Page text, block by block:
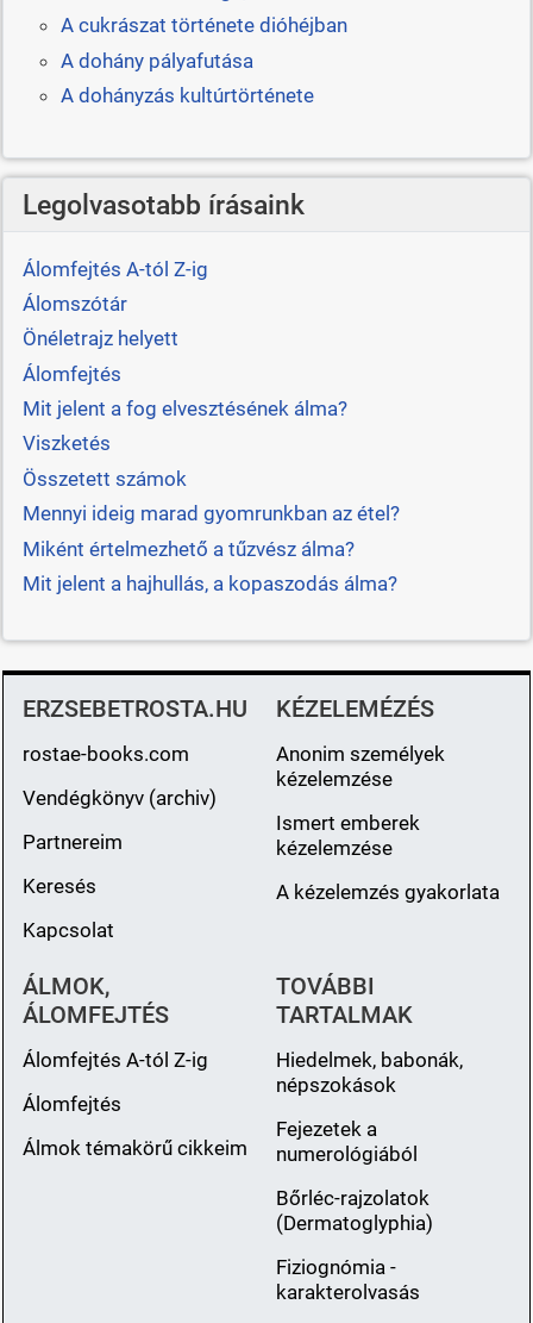
A cukrászat története dióhéjban
A dohány pályafutása
A dohányzás kultúrtörténete
Legolvasotabb írásaink
Álomfejtés A-tól Z-ig
Álomszótár
Önéletrajz helyett
Álomfejtés
Mit jelent a fog elvesztésének álma?
Viszketés
Összetett számok
Mennyi ideig marad gyomrunkban az étel?
Miként értelmezhető a tűzvész álma?
Mit jelent a hajhullás, a kopaszodás álma?
ERZSEBETROSTA.HU
rostae-books.com
Vendégkönyv (archiv)
Partnereim
Keresés
Kapcsolat
KÉZELEMÉZÉS
Anonim személyek
kézelemzése
Ismert emberek
kézelemzése
A kézelemzés gyakorlata
ÁLMOK,
ÁLOMFEJTÉS
Álomfejtés A-tól Z-ig
Álomfejtés
Álmok témakörű cikkeim
TOVÁBBI
TARTALMAK
Hiedelmek, babonák,
népszokások
Fejezetek a
numerológiából
Bőrléc-rajzolatok
(Dermatoglyphia)
Fiziognómia -
karakterolvasás